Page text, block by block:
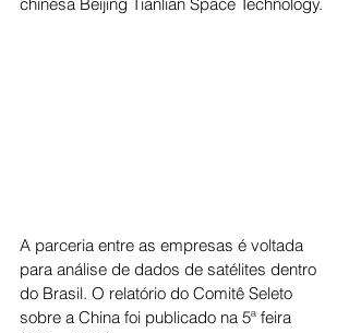
A parceria entre as empresas é voltada
para análise de dados de satélites dentro
do Brasil. O relatório do Comitê Seleto
sobre a China foi publicado na 5ª feira